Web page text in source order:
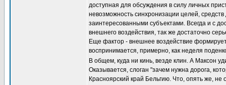
доступная для обсуждения в силу личных
невозможность синхронизации целей,
заинтересованными субъектами. Всегда и с
внешнего воздействия, так же достаточно
Еще фактор - внешнее воздействие
воспринимается, примерно, как неделя
В общем, куда ни кинь, везде клин. А Максон
Оказывается, слоган "зачем нужна дорога,
Красноярский край Бельгию. Что, опять же,